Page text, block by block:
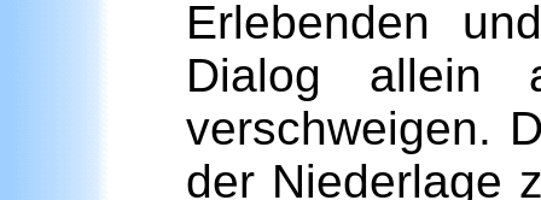
Erlebenden
Dialog allein
verschweigen.
der Niederlage